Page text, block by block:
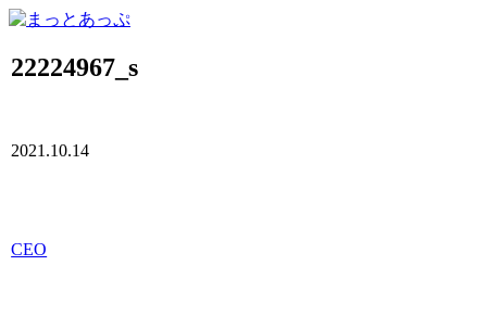
22224967_s
2021.10.14
CEO